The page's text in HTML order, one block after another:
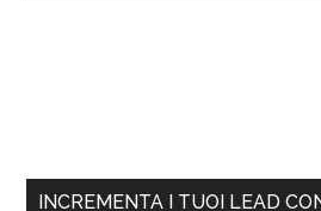
INCREMENTA I TUOI LEAD